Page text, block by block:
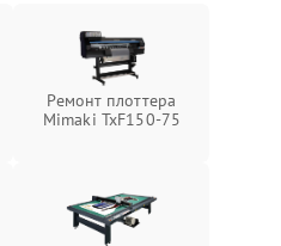
Ремонт плоттера
Mimaki TxF150-75